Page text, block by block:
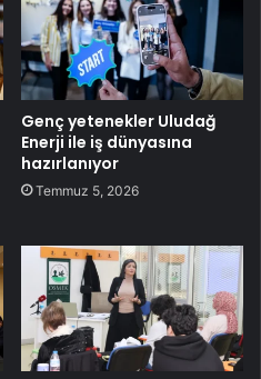
Genç yetenekler Uludağ
Enerji ile iş dünyasına
hazırlanıyor
Temmuz 5, 2026